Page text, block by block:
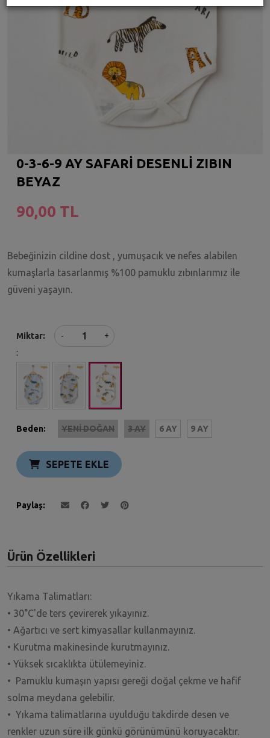
0-3-6-9 AY SAFARİ DESENLİ ZIBIN
BEYAZ
90,00 TL
Bebeğinizin cildine dost , yumuşacık ve nefes alabilen
kumaşlarla tasarlanmış %100 pamuklu zıbınlarımız ile
güveni yaşayın.
Miktar -
+
:
Beden: YENI DOĞAN 3 AY 6 AY 9 AY
SEPETE EKLE
Paylaş
Ürün Özellikleri
Yıkama Talimatları:
• 30°C'de ters çevirerek yıkayınız.
• Ağartıcı ve sert kimyasallar kullanmayınız.
• Kurutma makinesinde kurutmayınız.
• Yüksek sıcaklıkta ütülemeyiniz.
• Pamuklu kumaşın yapısı gereği doğal çekme ve hafif
solma meydana gelebilir.
• Yıkama talimatlarına uyulduğu takdirde desen ve
renkler uzun süre ilk günkü görünümünü koruyacaktır.